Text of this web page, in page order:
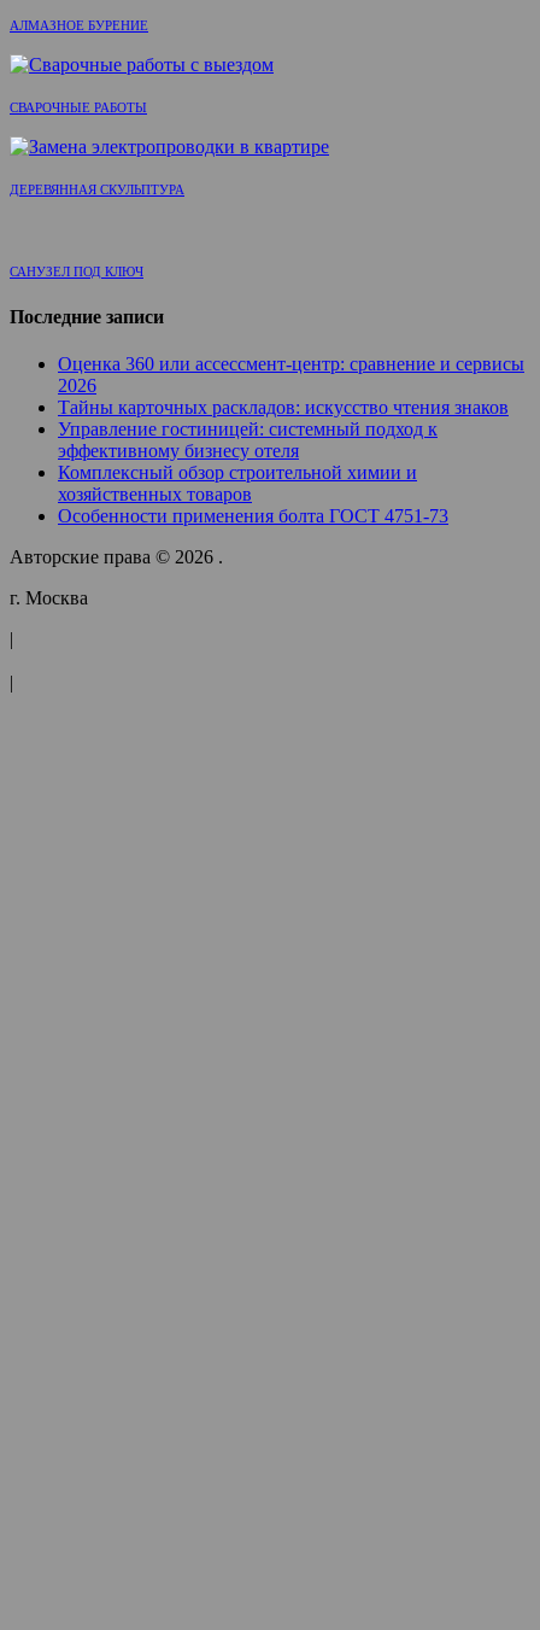
АЛМАЗНОЕ БУРЕНИЕ
СВАРОЧНЫЕ РАБОТЫ
ДЕРЕВЯННАЯ СКУЛЬПТУРА
САНУЗЕЛ ПОД КЛЮЧ
Последние записи
Оценка 360 или ассессмент-центр: сравнение и сервисы
2026
Тайны карточных раскладов: искусство чтения знаков
Управление гостиницей: системный подход к
эффективному бизнесу отеля
Комплексный обзор строительной химии и
хозяйственных товаров
Особенности применения болта ГОСТ 4751-73
Авторские права © 2026 .
г. Москва
|
|